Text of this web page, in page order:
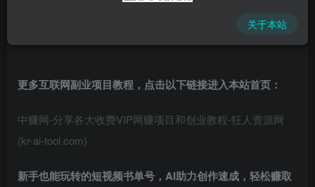
更多互联网副业项目教程，点击以下链接进入本站首页 ：
中赚网-分享各大收费VIP网赚项目和创业教程-狂人资源网
(kr-ai-tool.com)
新手也能玩转的短视频书单号 ， AI助力创作速成 ，轻松赚取
关于本站